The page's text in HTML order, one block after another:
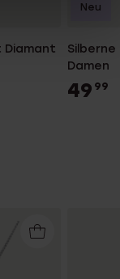
Diamant
Damen
49 99
Neu